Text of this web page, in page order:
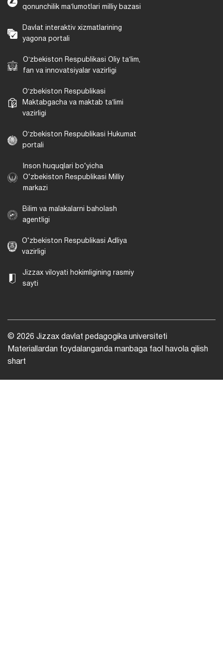
qonunchilik maʼlumotlari milliy bazasi
Davlat interaktiv xizmatlarining
yagona portali
Oʻzbekiston Respublikasi Oliy taʼlim,
fan va innovatsiyalar vazirligi
Oʻzbekiston Respublikasi
Maktabgacha va maktab taʼlimi
vazirligi
Oʻzbekiston Respublikasi Hukumat
portali
Inson huquqlari bo‘yicha
O‘zbekiston Respublikasi Milliy
markazi
Bilim va malakalarni baholash
agentligi
O‘zbekiston Respublikasi Adliya
vazirligi
Jizzax viloyati hokimligining rasmiy
sayti
© 2026 Jizzax davlat pedagogika universiteti
Materiallardan foydalanganda manbaga faol havola qilish
shart